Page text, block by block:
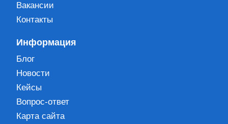
Вакансии
Контакты
Информация
Блог
Новости
Кейсы
Вопрос-ответ
Карта сайта